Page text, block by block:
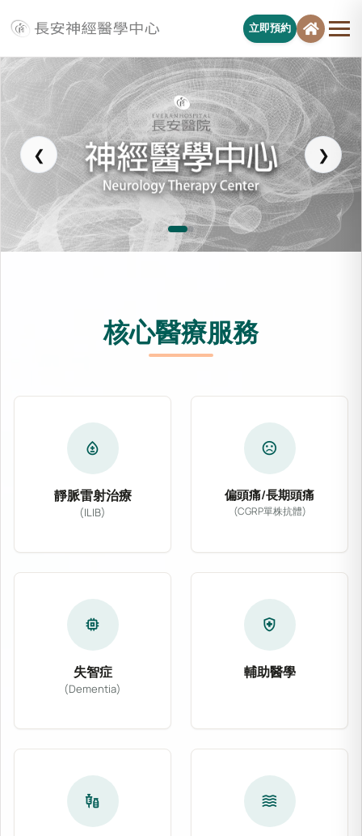
立即預約
長安醫院神經醫學中心
❮ ❯
核心醫療服務
bloodtype
靜脈雷射治療
(ILIB)
sentiment_dissatisfied
偏頭痛/長期頭痛
(CGRP單株抗體)
memory
失智症
(Dementia)
health_and_safety
輔助醫學
vaccines waves